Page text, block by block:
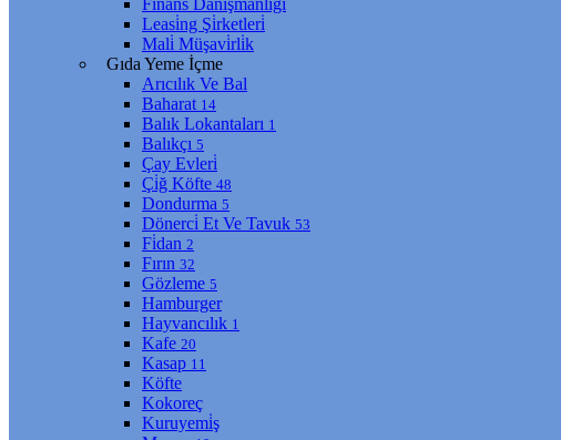
Leasi̇ng Şi̇rketleri̇
Mali̇ Müşavi̇rli̇k
Gıda Yeme İçme
Arıcılık Ve Bal
Baharat 14
Balık Lokantaları 1
Balıkçı 5
Çay Evleri̇
Çi̇ğ Köfte 48
Dondurma 5
Dönerci̇ Et Ve Tavuk 53
Fi̇dan 2
Fırın 32
Gözleme 5
Hamburger
Hayvancılık 1
Kafe 20
Kasap 11
Köfte
Kokoreç
Kuruyemi̇ş